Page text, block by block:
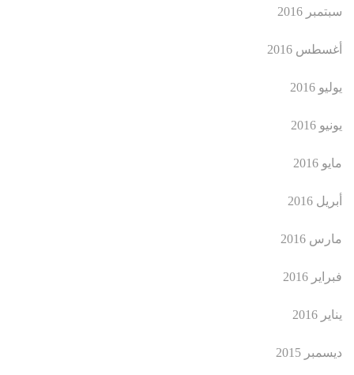
سبتمبر 2016
أغسطس 2016
يوليو 2016
يونيو 2016
مايو 2016
أبريل 2016
مارس 2016
فبراير 2016
يناير 2016
ديسمبر 2015